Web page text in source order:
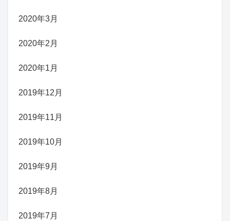
2020年3月
2020年2月
2020年1月
2019年12月
2019年11月
2019年10月
2019年9月
2019年8月
2019年7月